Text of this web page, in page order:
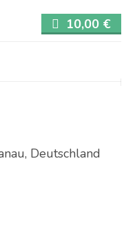
10,00 €
Deutschland